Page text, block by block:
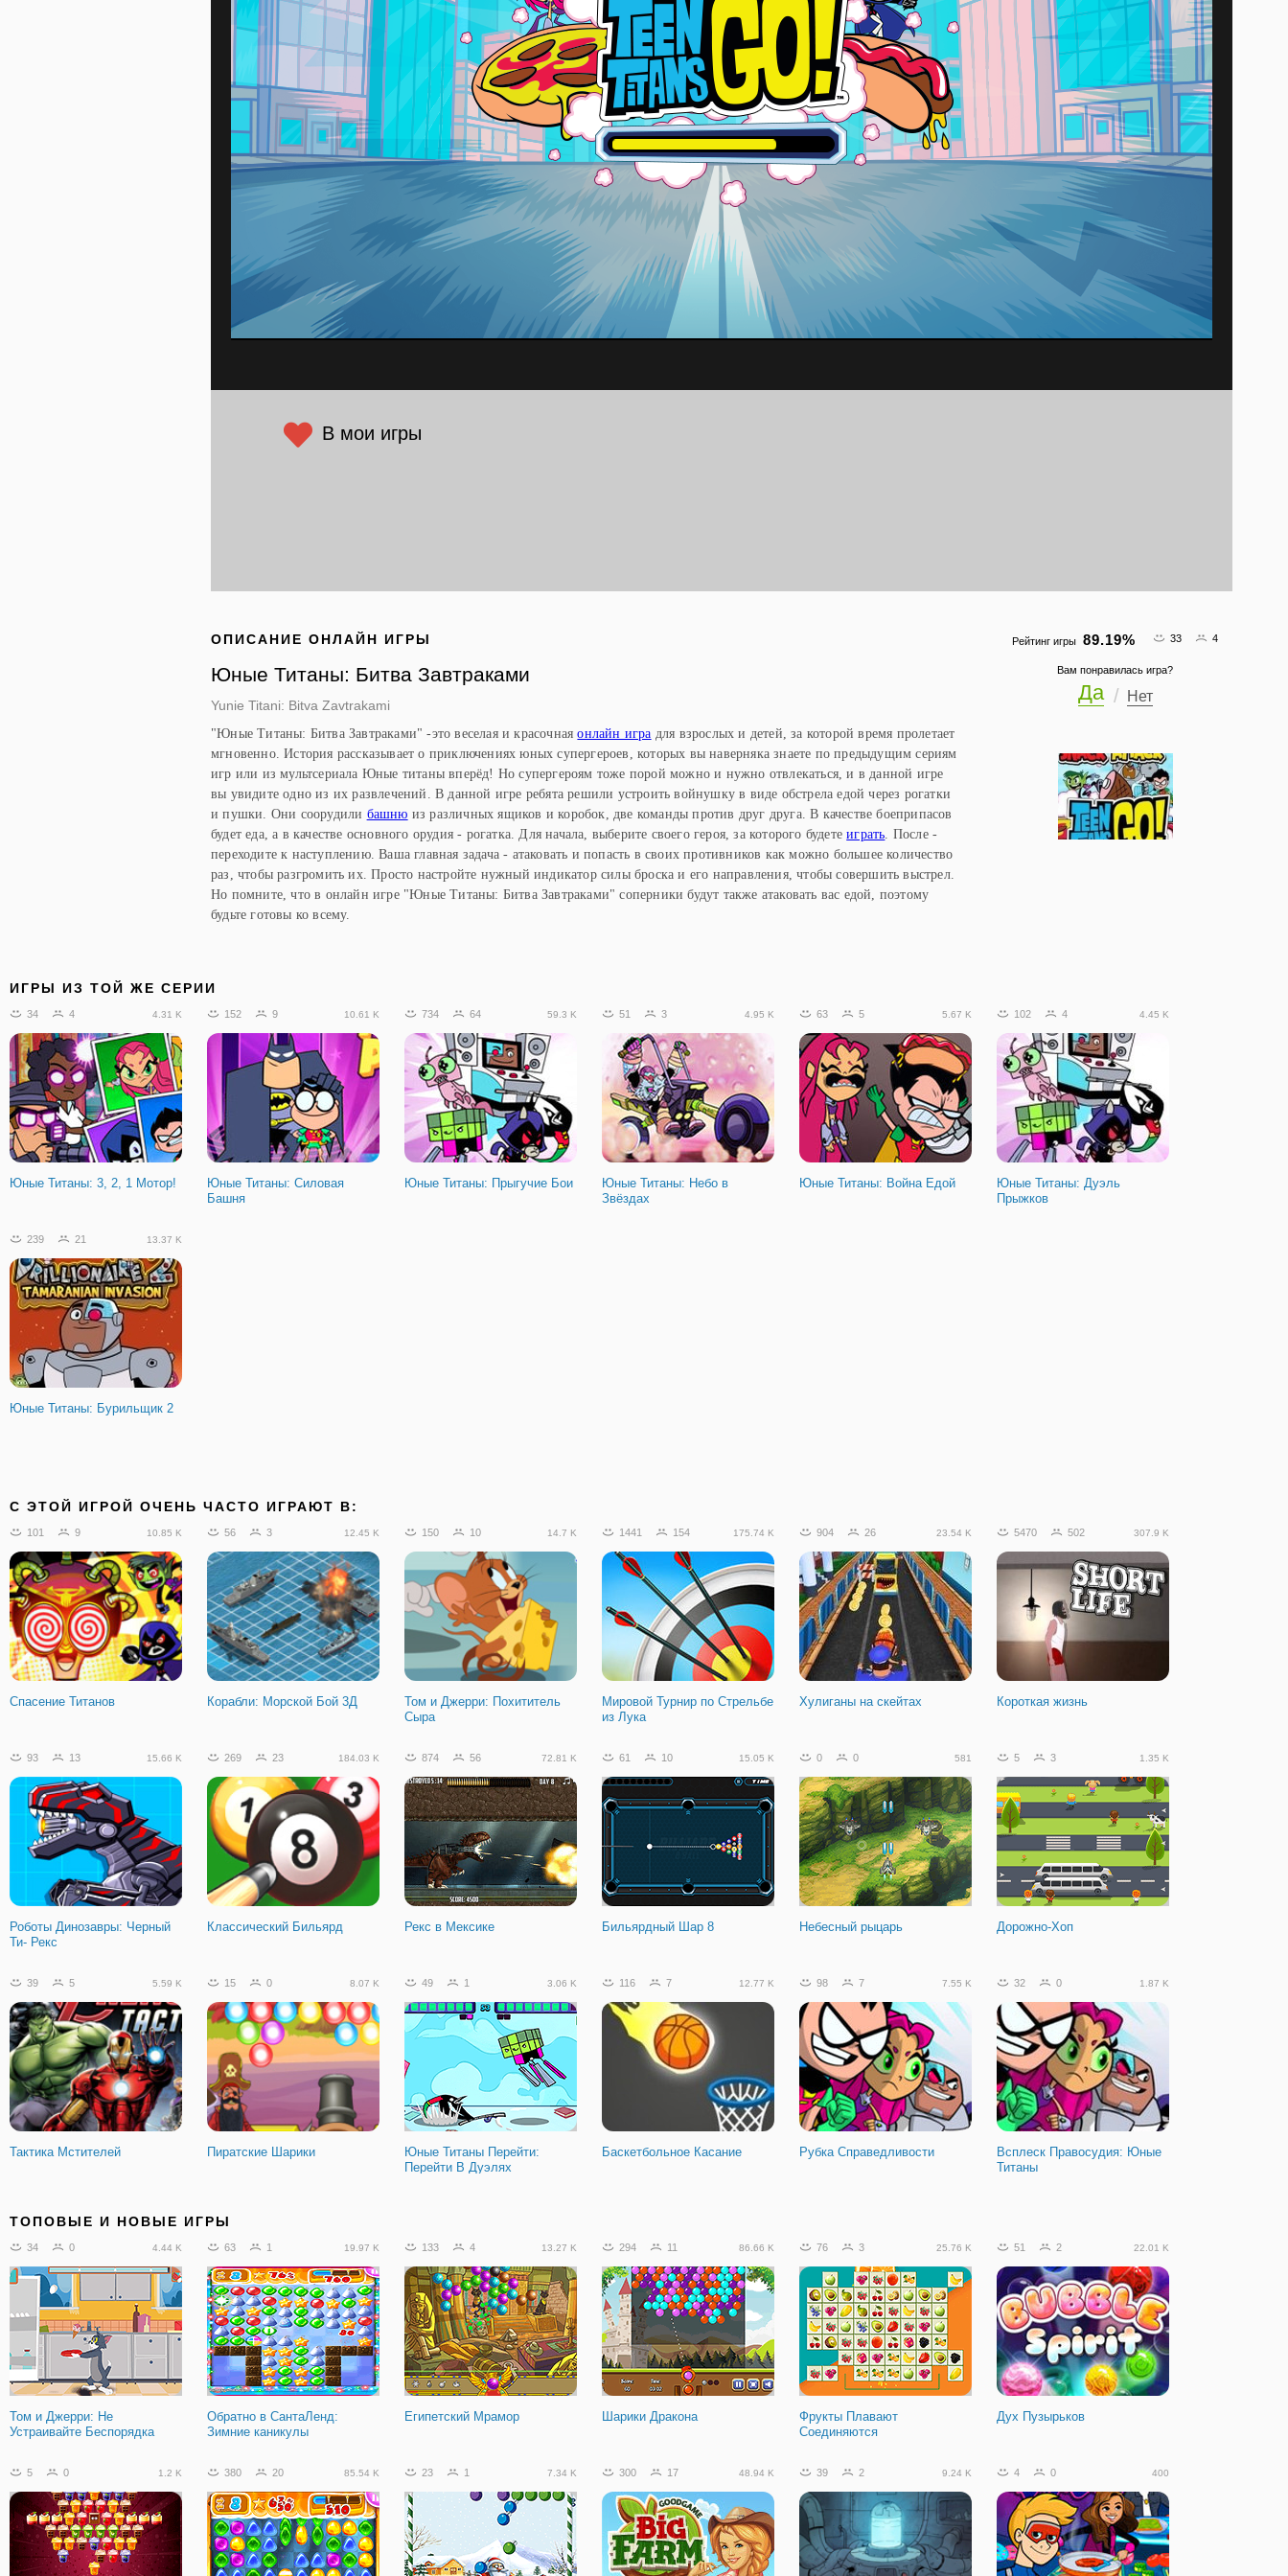
В мои игры
Рейтинг игры 89.19% 33 4
Вам понравилась игра?
Да Нет
ОПИСАНИЕ ОНЛАЙН ИГРЫ
Юные Титаны: Битва Завтраками
Yunie Titani: Bitva Zavtrakami
"Юные Титаны: Битва Завтраками" -это веселая и красочнаяонлайн игра для взрослых и детей, за которой время пролетает
мгновенно. История рассказывает о приключениях юных супергероев, которых вы наверняка знаете по предыдущим сериям
игр или из мультсериала Юные титаны вперёд! Но супергероям тоже порой можно и нужно отвлекаться, и в данной игре
вы увидите одно из их развлечений. В данной игре ребята решили устроить войнушку в виде обстрела едой через рогатки
и пушки. Они соорудили башню из различных ящиков и коробок, две команды против друг друга. В качестве боеприпасов
будет еда, а в качестве основного орудия - рогатка. Для начала, выберите своего героя, за которого будетеиграть . После -
переходите к наступлению. Ваша главная задача - атаковать и попасть в своих противников как можно большее количество
раз, чтобы разгромить их. Просто настройте нужный индикатор силы броска и его направления, чтобы совершить выстрел.
Но помните, что в онлайн игре "Юные Титаны: Битва Завтраками" соперники будут также атаковать вас едой, поэтому
будьте готовы ко всему.
ИГРЫ ИЗ ТОЙ ЖЕ СЕРИИ
34 4 4.31 K
Юные Титаны: 3, 2, 1 Мотор!
152 9 10.61 K
Юные Титаны: Силовая
Башня
734 64 59.3 K
Юные Титаны: Прыгучие Бои
51 3 4.95 K
Юные Титаны: Небо в
Звёздах
63 5 5.67 K
Юные Титаны: Война Едой
102 4 4.45 K
Юные Титаны: Дуэль
Прыжков
239 21 13.37 K
Юные Титаны: Бурильщик 2
C ЭТОЙ ИГРОЙ ОЧЕНЬ ЧАСТО ИГРАЮТ В:
101 9 10.85 K
Спасение Титанов
56 3 12.45 K
Корабли: Морской Бой 3Д
150 10 14.7 K
Том и Джерри: Похититель
Сыра
1441 154 175.74 K
Мировой Турнир по Стрельбе
из Лука
904 26 23.54 K
Хулиганы на скейтах
5470 502 307.9 K
Короткая жизнь
93 13 15.66 K
Роботы Динозавры: Черный
Ти- Рекс
269 23 184.03 K
Классический Бильярд
874 56 72.81 K
Рекс в Мексике
61 10 15.05 K
Бильярдный Шар 8
0 0 581
Небесный рыцарь
5 3 1.35 K
Дорожно-Хоп
39 5 5.59 K
Тактика Мстителей
15 0 8.07 K
Пиратские Шарики
49 1 3.06 K
Юные Титаны Перейти:
Перейти В Дуэлях
116 7 12.77 K
Баскетбольное Касание
98 7 7.55 K
Рубка Справедливости
32 0 1.87 K
Всплеск Правосудия: Юные
Титаны
Гольф Энди 2 Фрактальный Бой X
Перережь Верёвку:
Эксперименты
ТОПОВЫЕ И НОВЫЕ ИГРЫ
34 0 4.44 K
Том и Джерри: Не
Устраивайте Беспорядка
63 1 19.97 K
Обратно в СантаЛенд:
Зимние каникулы
133 4 13.27 K
Египетский Мрамор
294 11 86.66 K
Шарики Дракона
76 3 25.76 K
Фрукты Плавают
Соединяются
51 2 22.01 K
Дух Пузырьков
5 0 1.2 K 380 20 85.54 K 23 1 7.34 K 300 17 48.94 K 39 2 9.24 K 4 0 400